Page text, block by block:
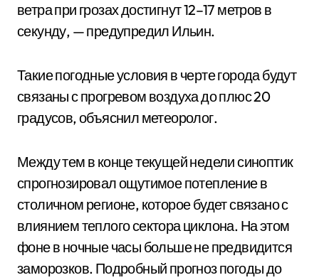
ветра при грозах достигнут 12–17 метров в
секунду, — предупредил Ильин.
Такие погодные условия в черте города будут
связаны с прогревом воздуха до плюс 20
градусов, объяснил метеоролог.
Между тем в конце текущей недели синоптик
спрогнозировал ощутимое потепление в
столичном регионе, которое будет связано с
влиянием теплого сектора циклона. На этом
фоне в ночные часы больше не предвидится
заморозков. Подробный прогноз погоды до